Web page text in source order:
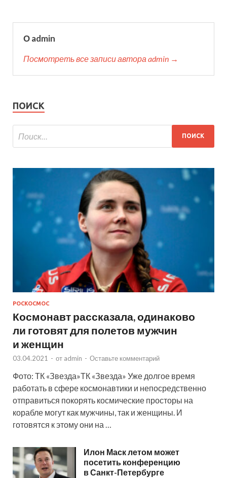
О admin
Посмотреть все записи автора admin →
ПОИСК
РОСКОСМОС
Космонавт рассказала, одинаково
ли готовят для полетов мужчин
и женщин
03.04.2021 - от admin - Оставьте комментарий
Фото: ТК «Звезда»ТК «Звезда» Уже долгое время
работать в сфере космонавтики и непосредственно
отправиться покорять космические просторы на
корабле могут как мужчины, так и женщины. И
готовятся к этому они на …
Илон Маск летом может
посетить конференцию
в Санкт-Петербурге